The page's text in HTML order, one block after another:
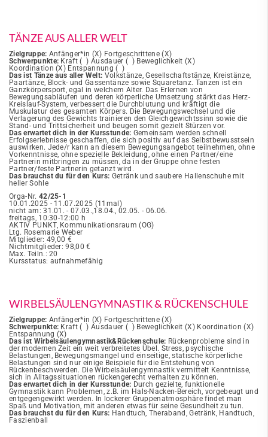
TÄNZE AUS ALLER WELT
Zielgruppe: Anfänger*in (X) Fortgeschrittene (X)
Schwerpunkte: Kraft ( ) Ausdauer ( ) Beweglichkeit (X)
Koordination (X) Entspannung ( )
Das ist Tänze aus aller Welt: Volkstänze, Gesellschaftstänze, Kreistänze,
Paartänze, Block- und Gassentänze sowie Squaretanz. Tanzen ist ein
Ganzkörpersport, egal in welchem Alter. Das Erlernen von
Bewegungsabläufen und deren körperliche Umsetzung stärkt das Herz-
Kreislauf-System, verbessert die Durchblutung und kräftigt die
Muskulatur des gesamten Körpers. Die Bewegungswechsel und die
Verlagerung des Gewichts trainieren den Gleichgewichtssinn sowie die
Stand- und Trittsicherheit und beugen somit gezielt Stürzen vor.
Das erwartet dich in der Kursstunde: Gemeinsam werden schnell
Erfolgserlebnisse geschaffen, die sich positiv auf das Selbstbewusstsein
auswirken. Jede/r kann an diesem Bewegungsangebot teilnehmen, ohne
Vorkenntnisse, ohne spezielle Bekleidung, ohne einen Partner/eine
Partnerin mitbringen zu müssen, da in der Gruppe ohne festen
Partner/feste Partnerin getanzt wird.
Das brauchst du für den Kurs: Getränk und saubere Hallenschuhe mit
heller Sohle
Orga-Nr. 42/25-1
10.01.2025 - 11.07.2025 (11mal)
nicht am: 31.01. - 07.03.,18.04., 02.05. - 06.06.
freitags, 10:30-12:00 h
AKTIV PUNKT, Kommunikationsraum (OG)
Ltg. Rosemarie Weber
Mitglieder: 49,00 €
Nichtmitglieder: 98,00 €
Max. Teiln.: 20
Kursstatus: aufnahmefähig
WIRBELSÄULENGYMNASTIK & RÜCKENSCHULE
Zielgruppe: Anfänger*in (X) Fortgeschrittene (X)
Schwerpunkte: Kraft ( ) Ausdauer ( ) Beweglichkeit (X) Koordination (X)
Entspannung (X)
Das ist Wirbelsäulengymnastik&Rückenschule: Rückenprobleme sind in
der modernen Zeit ein weit verbreitetes Übel. Stress, psychische
Belastungen, Bewegungsmangel und einseitige, statische körperliche
Belastungen sind nur einige Beispiele für die Entstehung von
Rückenbeschwerden. Die Wirbelsäulengymnastik vermittelt Kenntnisse,
sich in Alltagssituationen rückengerecht verhalten zu können.
Das erwartet dich in der Kursstunde: Durch gezielte, funktionelle
Gymnastik kann Problemen, z.B. im Hals-Nacken-Bereich, vorgebeugt und
entgegengewirkt werden. In lockerer Gruppenatmosphäre findet man
Spaß und Motivation, mit anderen etwas für seine Gesundheit zu tun.
Das brauchst du für den Kurs: Handtuch, Theraband, Getränk, Handtuch,
Faszienball